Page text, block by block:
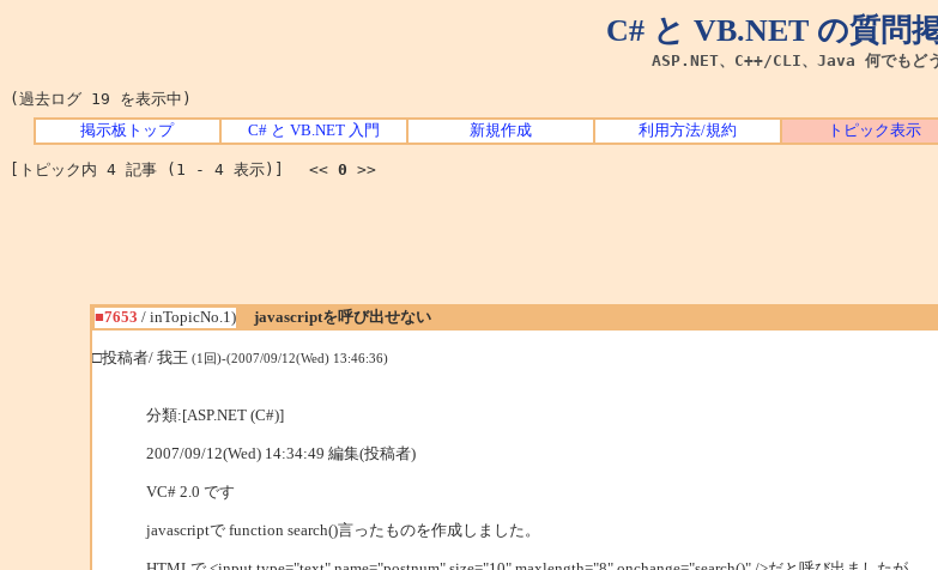
C# と VB.NET の質問
ASP.NET、C++/CLI、Java 何でもど
(過去ログ 19 を表示中)
掲示板トップ C# と VB.NET 入門 新規作成 利用方法/規約 トピック表示
[トピック内 4 記事 (1 - 4 表示)] << 0 >>
■7653 / inTopicNo.1)
javascriptを呼び出せない
□投稿者/ 我王 (1回)-(2007/09/12(Wed) 13:46:36)
分類:[ASP.NET (C#)]
2007/09/12(Wed) 14:34:49 編集(投稿者)
VC# 2.0 です
javascriptで function search()言ったものを作成しました。